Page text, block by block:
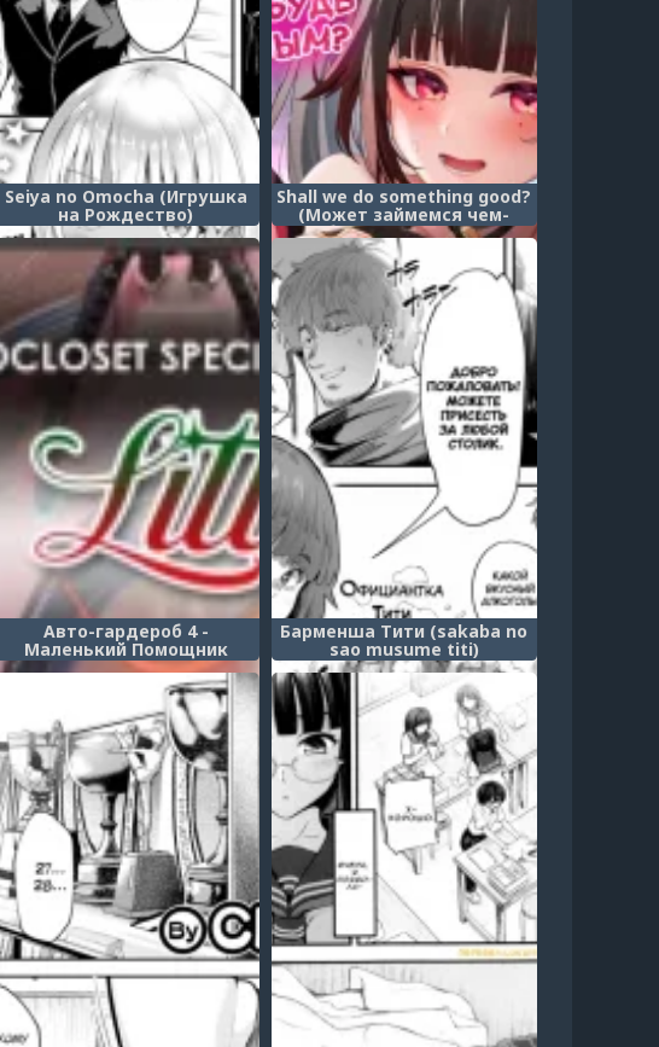
Seiya no Omocha (Игрушка
на Рождество)
Shall we do something good?
(Может займемся чем-
нибудь интересным?)
Авто-гардероб 4 -
Маленький Помощник
Санты (Autocloset 4 -
Santa's Little Helper)
Барменша Тити (sakaba no
sao musume titi)